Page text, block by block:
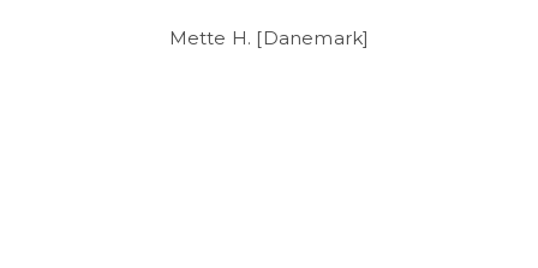
Mette H. [Danemark]